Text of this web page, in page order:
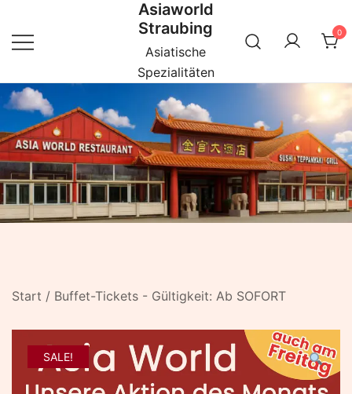
springen
Asiaworld
Straubing
Asiatische
Spezialitäten
0
Start / Buffet-Tickets - Gültigkeit: Ab SOFORT
SALE!